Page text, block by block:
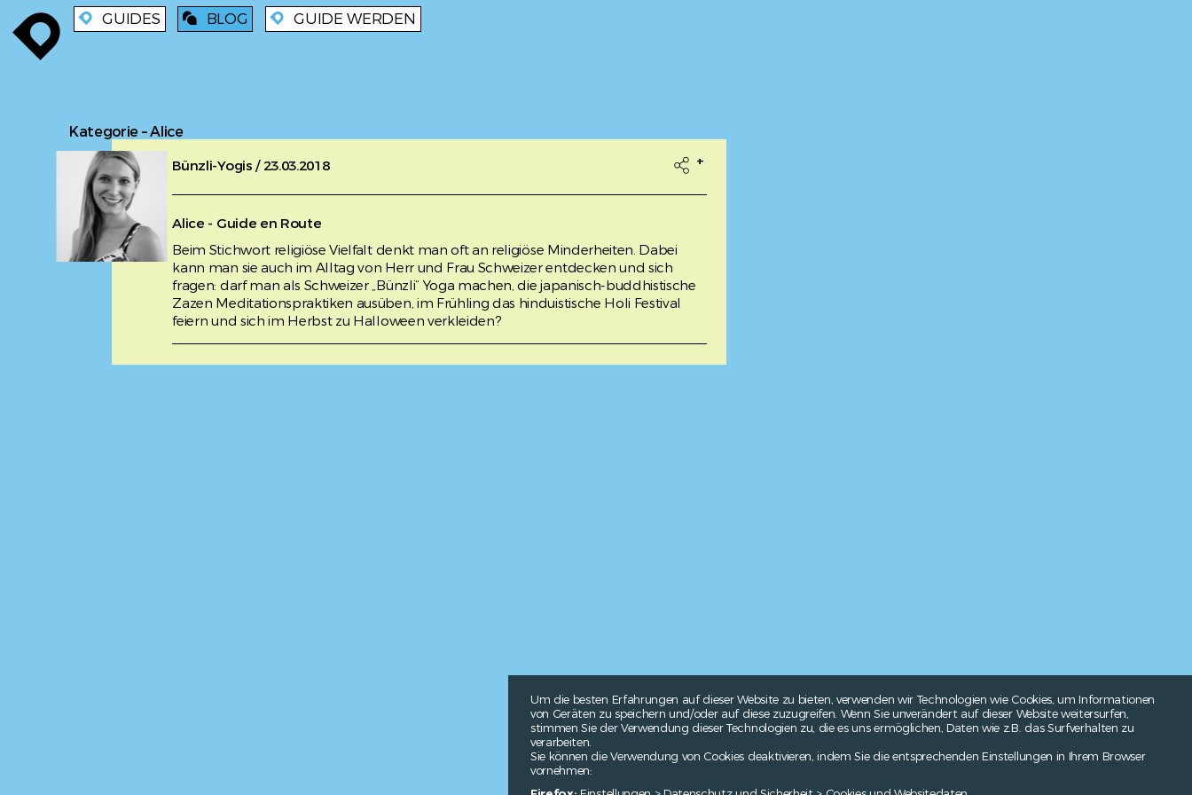
enroute enroute GUIDES blog BLOG enroute GUIDE WERDEN
Kategorie – Alice
Bünzli-Yogis / 23.03.2018  +
Alice - Guide en Route
Beim Stichwort religiöse Vielfalt denkt man oft an religiöse Minderheiten. Dabei
kann man sie auch im Alltag von Herr und Frau Schweizer entdecken und sich
fragen: darf man als Schweizer „Bünzli“ Yoga machen, die japanisch-buddhistische
Zazen Meditationspraktiken ausüben, im Frühling das hinduistische Holi Festival
feiern und sich im Herbst zu Halloween verkleiden?
Um die besten Erfahrungen auf dieser Website zu bieten, verwenden wir Technologien wie Cookies, um Informationen
von Geräten zu speichern und/oder auf diese zuzugreifen. Wenn Sie unverändert auf dieser Website weitersurfen,
stimmen Sie der Verwendung dieser Technologien zu, die es uns ermöglichen, Daten wie z.B. das Surfverhalten zu
verarbeiten.
Sie können die Verwendung von Cookies deaktivieren, indem Sie die entsprechenden Einstellungen in Ihrem Browser
vornehmen: